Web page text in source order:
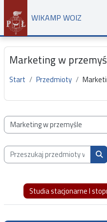
Przejdź do głównej zawartości
WIKAMP WOIZ
Marketing w
Start Przedmioty
Kategorie przedmiotów
Przeszukaj przedmioty wg nazwy,
Studia stacjonarne I